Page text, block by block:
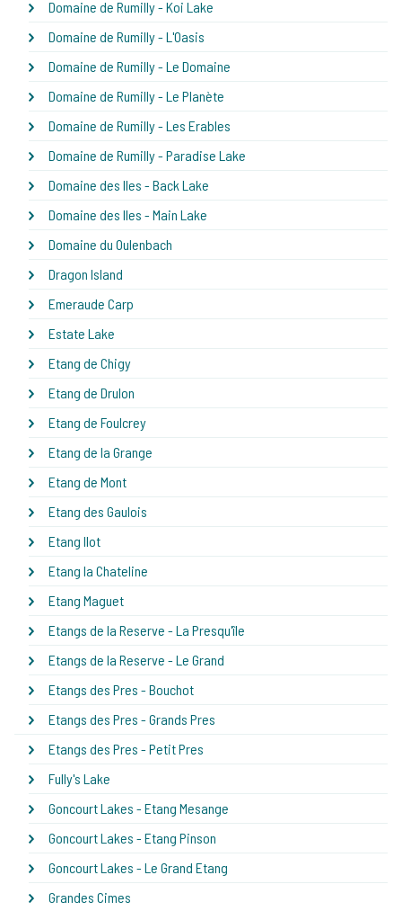
Domaine de Rumilly - Koi Lake
Domaine de Rumilly - L'Oasis
Domaine de Rumilly - Le Domaine
Domaine de Rumilly - Le Planète
Domaine de Rumilly - Les Erables
Domaine de Rumilly - Paradise Lake
Domaine des Iles - Back Lake
Domaine des Iles - Main Lake
Domaine du Oulenbach
Dragon Island
Emeraude Carp
Estate Lake
Etang de Chigy
Etang de Drulon
Etang de Foulcrey
Etang de la Grange
Etang de Mont
Etang des Gaulois
Etang Ilot
Etang la Chateline
Etang Maguet
Etangs de la Reserve - La Presqu'île
Etangs de la Reserve - Le Grand
Etangs des Pres - Bouchot
Etangs des Pres - Grands Pres
Etangs des Pres - Petit Pres
Fully's Lake
Goncourt Lakes - Etang Mesange
Goncourt Lakes - Etang Pinson
Goncourt Lakes - Le Grand Etang
Grandes Cimes